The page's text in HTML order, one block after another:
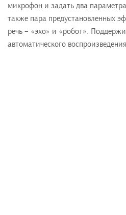
микрофон и задать два
также пара предустановленных
речь – «эхо» и «робот».
автоматического